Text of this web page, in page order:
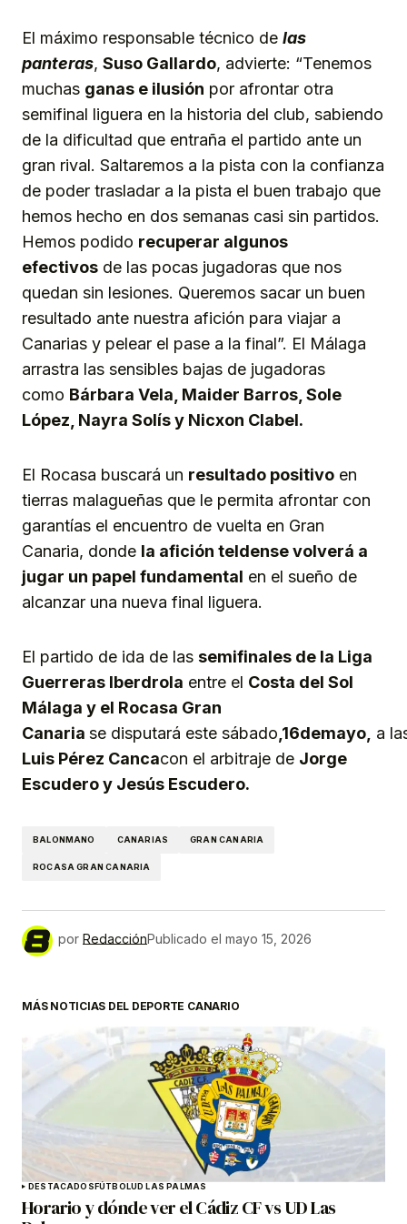
El máximo responsable técnico de las
panteras, Suso Gallardo, advierte: “Tenemos
muchas ganas e ilusión por afrontar otra
semifinal liguera en la historia del club, sabiendo
de la dificultad que entraña el partido ante un
gran rival. Saltaremos a la pista con la confianza
de poder trasladar a la pista el buen trabajo que
hemos hecho en dos semanas casi sin partidos.
Hemos podido recuperar algunos
efectivos de las pocas jugadoras que nos
quedan sin lesiones. Queremos sacar un buen
resultado ante nuestra afición para viajar a
Canarias y pelear el pase a la final”. El Málaga
arrastra las sensibles bajas de jugadoras
como Bárbara Vela, Maider Barros, Sole
López, Nayra Solís y Nicxon Clabel.
El Rocasa buscará un resultado positivo en
tierras malagueñas que le permita afrontar con
garantías el encuentro de vuelta en Gran
Canaria, donde la afición teldense volverá a
jugar un papel fundamental en el sueño de
alcanzar una nueva final liguera.
El partido de ida de las semifinales de la Liga
Guerreras Iberdrola entre el Costa del Sol
Málaga y el Rocasa Gran
Canaria se disputará este sábado 16demayo a
Luis Pérez Cancacon el arbitraje de Jorge
Escudero y Jesús Escudero.
BALONMANO CANARIAS GRAN CANARIA
ROCASA GRAN CANARIA
por RedacciónPublicado el mayo 15, 2026
MÁS NOTICIAS DEL DEPORTE CANARIO
DESTACADOSFÚTBOLUD LAS PALMAS
Horario y dónde ver el Cádiz CF vs UD Las